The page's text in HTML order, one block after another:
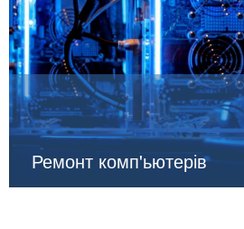
ДЕТАЛІ
Ремонт комп'ьютерів